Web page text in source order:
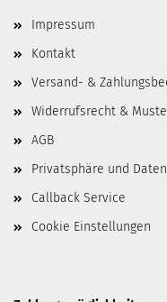
Impressum
Kontakt
Versand- &
Widerrufsrecht &
AGB
Privatsphäre und
Callback Service
Cookie Einstellungen